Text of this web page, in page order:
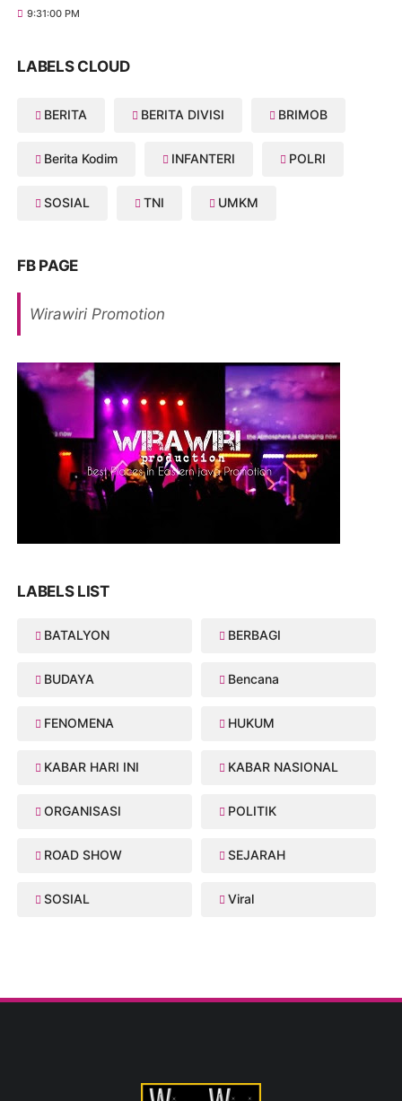
9:31:00 PM
LABELS CLOUD
BERITA BERITA DIVISI BRIMOB
Berita Kodim INFANTERI POLRI
SOSIAL TNI UMKM
FB PAGE
Wirawiri Promotion
LABELS LIST
BATALYON BERBAGI
BUDAYA Bencana
FENOMENA HUKUM
KABAR HARI INI KABAR NASIONAL
ORGANISASI POLITIK
ROAD SHOW SEJARAH
SOSIAL Viral